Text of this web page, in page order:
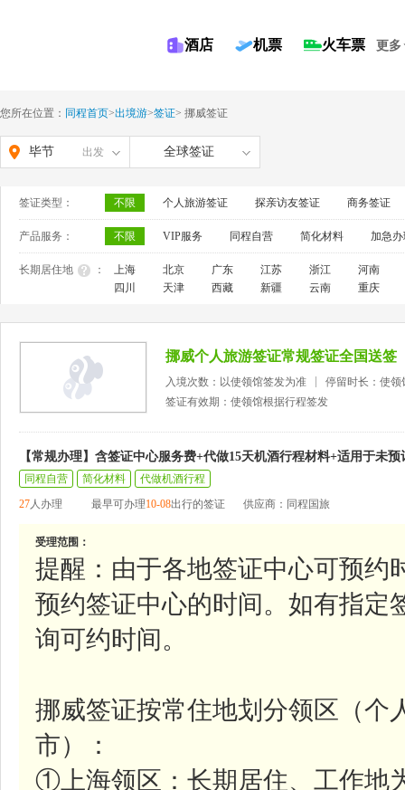
酒店 机票 火车票 更多
您所在位置： 同程首页>出境游>签证> 挪威签证
毕节 出发 全球签证
签证类型： 不限 个人旅游签证 探亲访友签证 商务签证
产品服务： 不限 VIP服务 同程自营 简化材料 加急
长期居住地 ： 上海 北京 广东 江苏 浙江
河南
四川
天津 西藏 新疆 云南 重庆
挪威个人旅游签证常规签证全国送签
入境次数：以使领馆签发为准
停留时长：使领
签证有效期：使领馆根据行程签发
【常规办理】含签证中心服务费+代做15天机酒行程材料+适用于未
同程自营 简化材料
代做机酒行程
27人办理 最早可办理10-08出行的签证 供应商：同程国旅
受理范围：
提醒：由于各地签证中心可预约
预约签证中心的时间。如有指定
询可约时间。
挪威签证按常住地划分领区（个
市）：
①上海领区：长期居住、工作地